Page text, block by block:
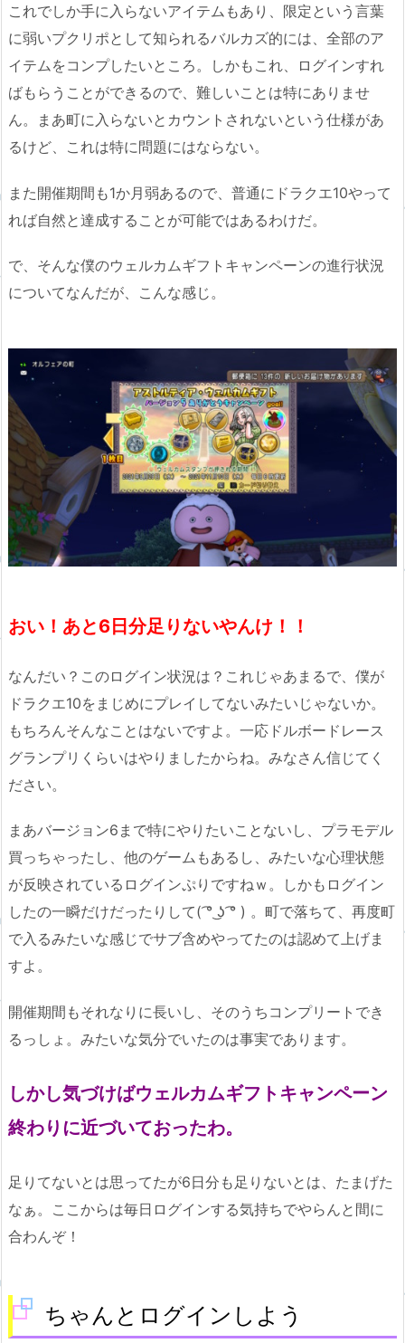
これでしか手に入らないアイテムもあり、限定という言葉
に弱いプクリポとして知られるバルカズ的には、全部のア
イテムをコンプしたいところ。しかもこれ、ログインすれ
ばもらうことができるので、難しいことは特にありませ
ん。まあ町に入らないとカウントされないという仕様があ
るけど、これは特に問題にはならない。
また開催期間も1か月弱あるので、普通にドラクエ10やって
れば自然と達成することが可能ではあるわけだ。
で、そんな僕のウェルカムギフトキャンペーンの進行状況
についてなんだが、こんな感じ。
おい！あと6日分足りないやんけ！！
なんだい？このログイン状況は？これじゃあまるで、僕が
ドラクエ10をまじめにプレイしてないみたいじゃないか。
もちろんそんなことはないですよ。一応ドルボードレース
グランプリくらいはやりましたからね。みなさん信じてく
ださい。
まあバージョン6まで特にやりたいことないし、プラモデル
買っちゃったし、他のゲームもあるし、みたいな心理状態
が反映されているログインぷりですねｗ。しかもログイン
したの一瞬だけだったりして( ͡° ͜ʖ ͡° ) 。町で落ちて、再度町
で入るみたいな感じでサブ含めやってたのは認めて上げま
すよ。
開催期間もそれなりに長いし、そのうちコンプリートでき
るっしょ。みたいな気分でいたのは事実であります。
しかし気づけばウェルカムギフトキャンペーン
終わりに近づいておったわ。
足りてないとは思ってたが6日分も足りないとは、たまげた
なぁ。ここからは毎日ログインする気持ちでやらんと間に
合わんぞ！
ちゃんとログインしよう